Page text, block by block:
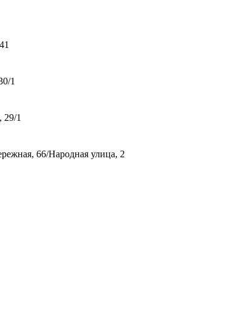
1
29/1
66/Народная улица, 2